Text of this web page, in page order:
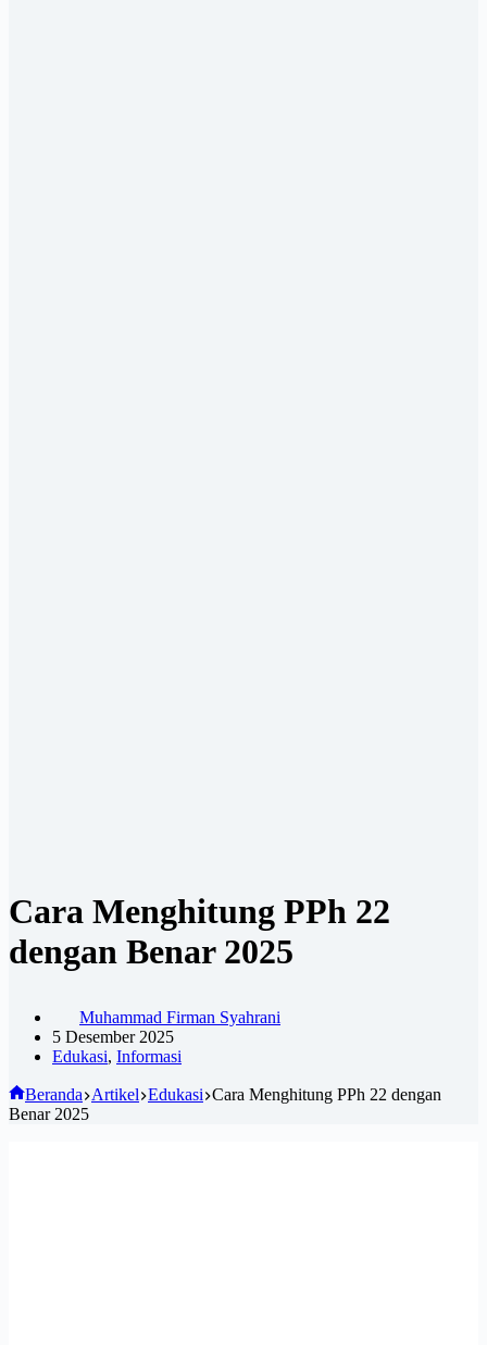
Cara Menghitung PPh 22
dengan Benar 2025
Muhammad Firman Syahrani
5 Desember 2025
Edukasi, Informasi
Beranda Artikel Edukasi Cara Menghitung PPh 22 dengan
Benar 2025